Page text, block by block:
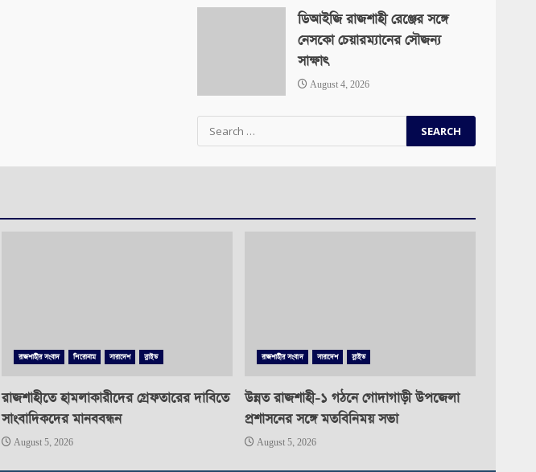
ডিআইজি রাজশাহী রেঞ্জের সঙ্গে
নেসকো চেয়ারম্যানের সৌজন্য
সাক্ষাৎ
August 4, 2026
for:
রাজশাহীর সংবাদ শিরোনাম সারাদেশ স্লাইড
রাজশাহীতে হামলাকারীদের গ্রেফতারের দাবিতে
সাংবাদিকদের মানববন্ধন
August 5, 2026
রাজশাহীর সংবাদ সারাদেশ স্লাইড
উন্নত রাজশাহী-১ গঠনে গোদাগাড়ী উপজেলা
প্রশাসনের সঙ্গে মতবিনিময় সভা
August 5, 2026